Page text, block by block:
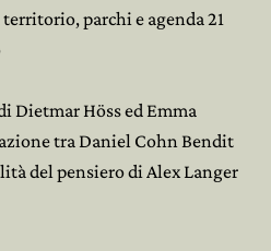
parchi e agenda 21
Dietmar Höss ed Emma
tra Daniel Cohn Bendit
del pensiero di Alex Langer